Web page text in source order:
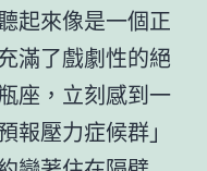
起來像是一個正
滿了戲劇性的絕
座，立刻感到一
報壓力症候群」